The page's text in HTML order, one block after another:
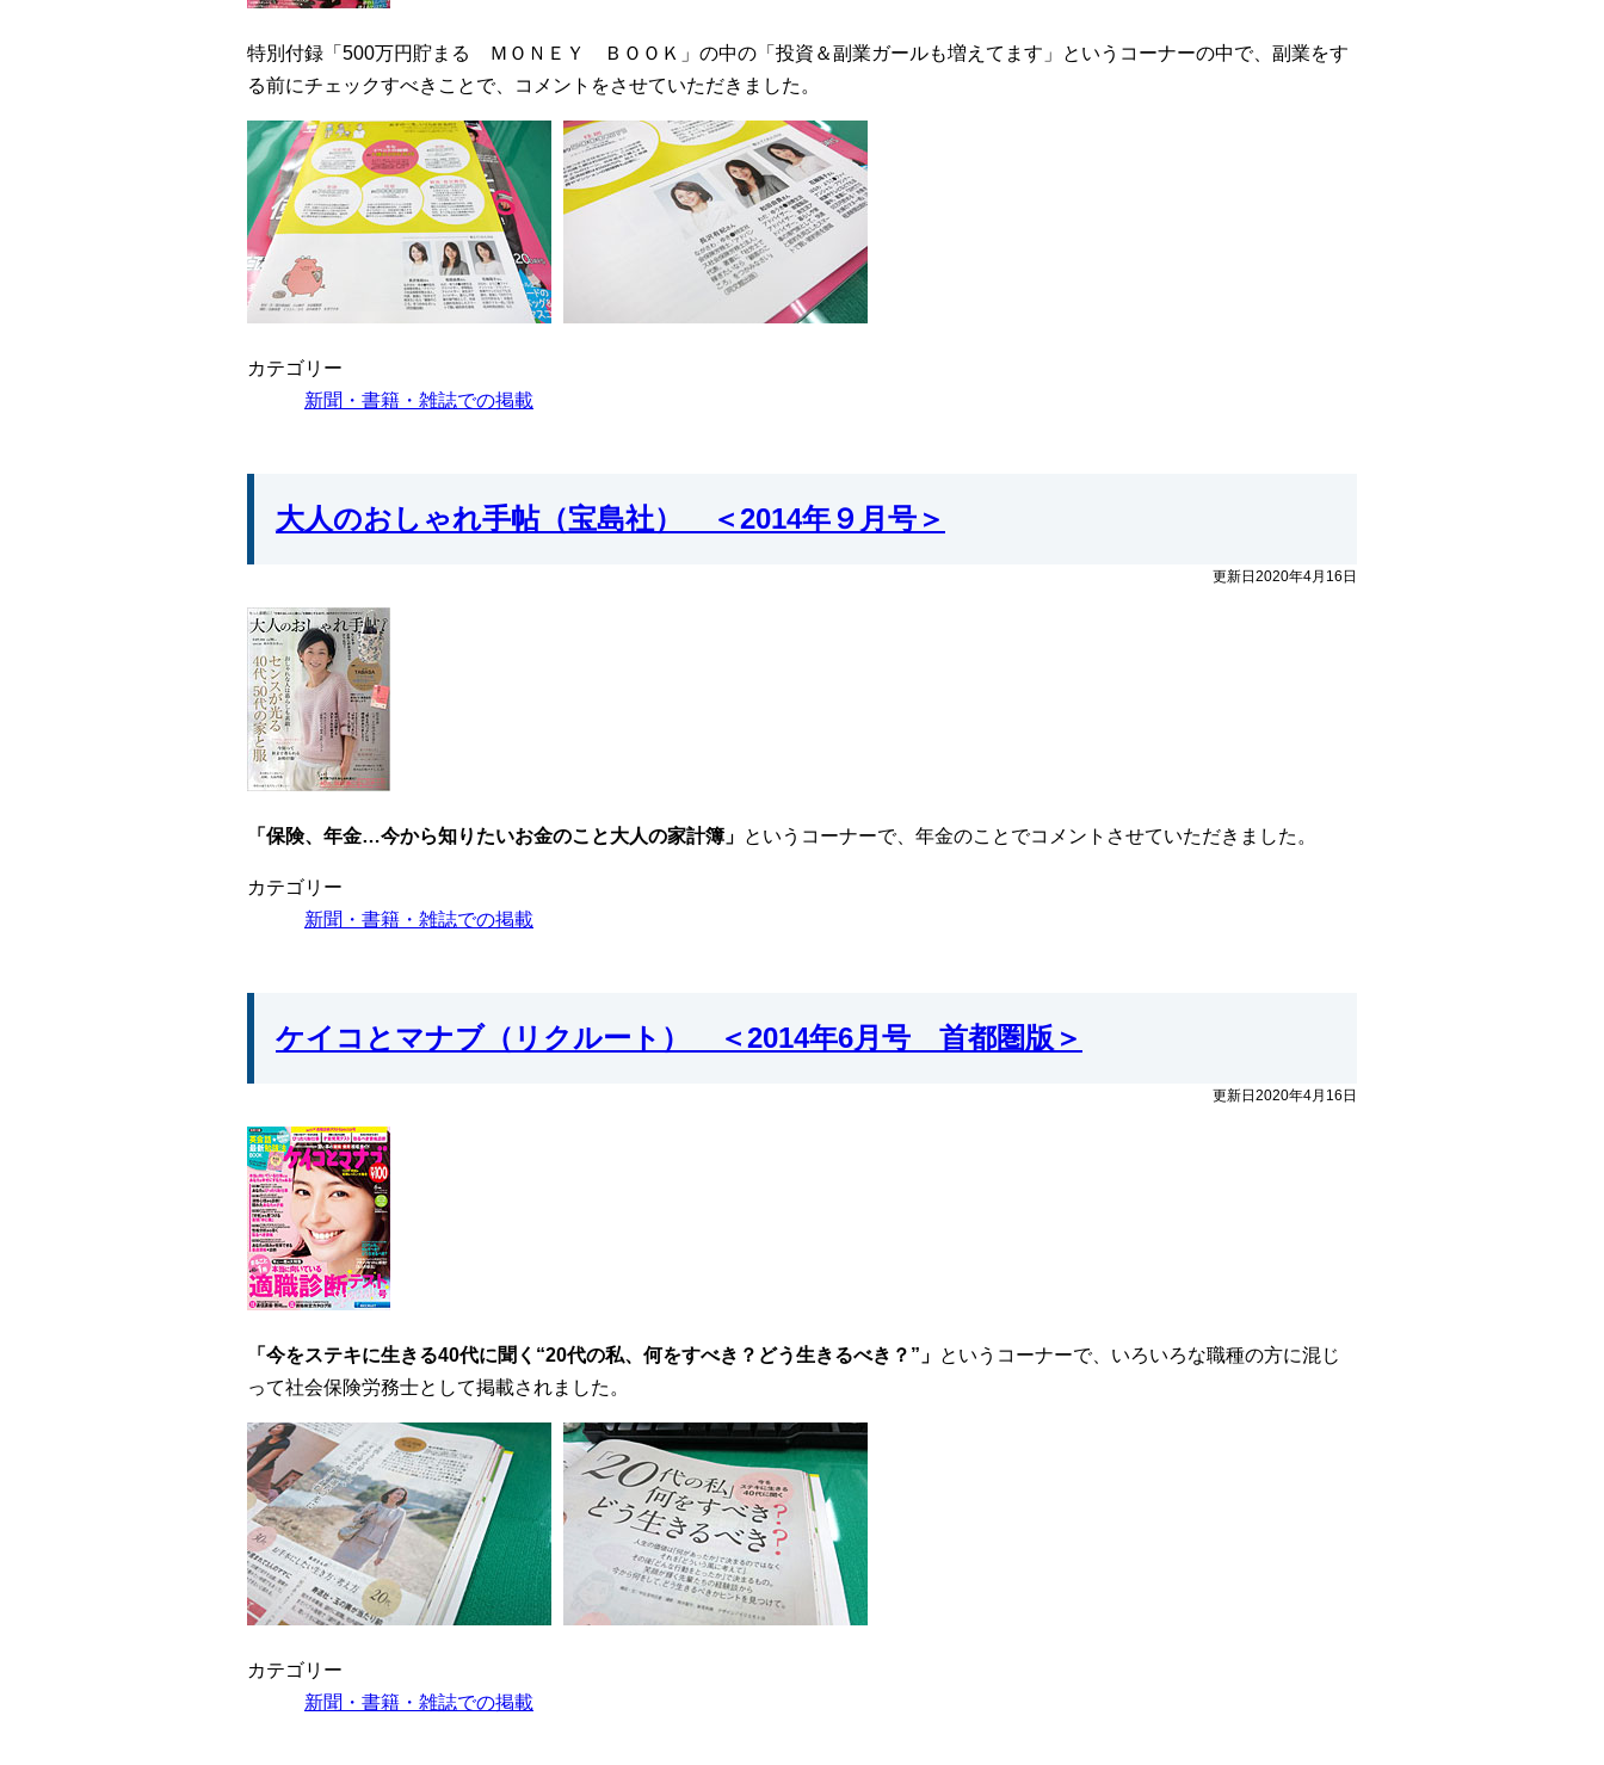
特別付録「500万円貯まる ＭＯＮＥＹ ＢＯＯＫ」の中の「投資＆副業ガールも増えてます」というコーナーの中で、副業をす
る前にチェックすべきことで、コメントをさせていただきました。
カテゴリー
新聞・書籍・雑誌での掲載
大人のおしゃれ手帖（宝島社） ＜2014年９月号＞
更新日2020年4月16日
「保険、年金…今から知りたいお金のこと大人の家計簿」 というコーナーで、年金のことでコメントさせていただきました。
カテゴリー
新聞・書籍・雑誌での掲載
ケイコとマナブ（リクルート） ＜2014年6月号 首都圏版＞
更新日2020年4月16日
「今をステキに生きる40代に聞く“20代の私、何をすべき？どう生きるべき？”」 というコーナーで、いろいろな職種の方に混じ
って社会保険労務士として掲載されました。
カテゴリー
新聞・書籍・雑誌での掲載